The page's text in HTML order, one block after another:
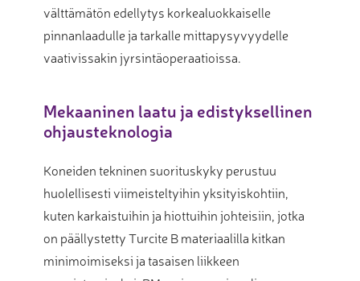
välttämätön edellytys korkealuokkaiselle
pinnanlaadulle ja tarkalle mittapysyvyydelle
vaativissakin jyrsintäoperaatioissa.
Mekaaninen laatu ja edistyksellinen
ohjausteknologia
Koneiden tekninen suorituskyky perustuu
huolellisesti viimeisteltyihin yksityiskohtiin,
kuten karkaistuihin ja hiottuihin johteisiin, jotka
on päällystetty Turcite B materiaalilla kitkan
minimoimiseksi ja tasaisen liikkeen